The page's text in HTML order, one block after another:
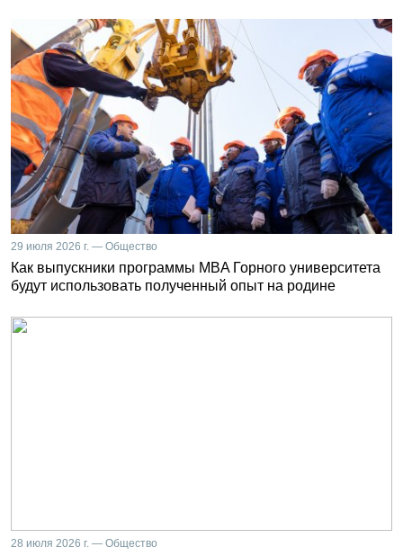
29 июля 2026 г. — Общество
Как выпускники программы MBA Горного университета
будут использовать полученный опыт на родине
28 июля 2026 г. — Общество